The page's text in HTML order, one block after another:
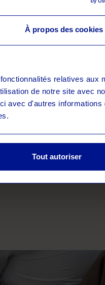
À propos des cookies
relatives aux
de notre site avec
avec d'autres informations
Tout autoriser
afin de